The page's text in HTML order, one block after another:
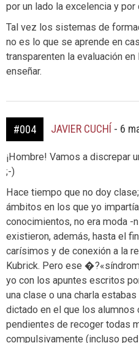
por un lado la excelencia y
Tal vez los sistemas de
no es lo que se aprende en
transparenten la evaluación
enseñar.
#004 JAVIER CUCHÍ - 6
¡Hombre! Vamos a discrepar
;-)
Hace tiempo que no doy
ámbitos en los que yo
conocimientos, no era moda -
existieron, además, hasta el
carísimos y de conexión a la
Kubrick. Pero ese
yo con los apuntes escritos
una clase o una charla
dictado en el que los
pendientes de recoger todas
compulsivamente (incluso